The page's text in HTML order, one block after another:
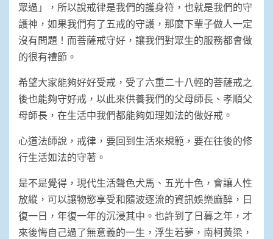
眾過」，所以說戒律是我們的護身符，也就是我們的守
護神，如果我們有了五戒的守護，那麼下輩子做人一定
沒有問題！而菩薩戒守好，讓我們對眾生的服務都會做
的很有禮節。
希望大家能夠好好受戒，受了六重二十八輕的菩薩戒之
後也能夠守好戒，以此來供養我們的父母師長、孝順父
母師長，在生活中我們都能夠如理如法的做好戒。
心道法師說，戒律，要回到生活來規範，要在往後的修
行生活如法的守著。
是不是覺得，現代生活聲色犬馬、五光十色，會讓人性
放縱，可以讓物慾享受和隨波逐流的資訊娛樂麻醉，日
復一日，年復一年的沉浸其中。也許到了日暮之年，才
來後悔自己過了無意義的一生，浮生若夢，南柯黃梁，